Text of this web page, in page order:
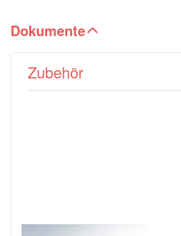
Dokumente
Zubehör